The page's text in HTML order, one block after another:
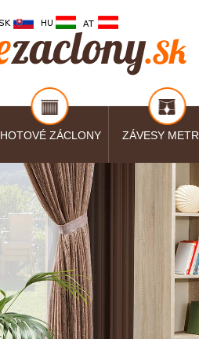
HOTOVÉ ZÁCLONY ZÁVESY